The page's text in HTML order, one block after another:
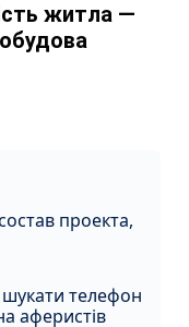
житла —
проекта,
шукати телефон
аферистів